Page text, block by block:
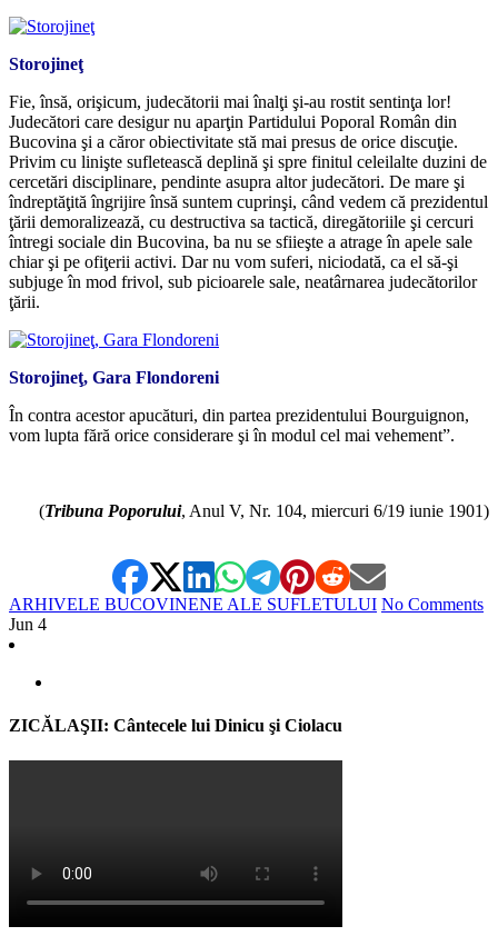
Storojineţ
Fie, însă, orişicum, judecătorii mai înalţi şi-au rostit sentinţa lor!
Judecători care desigur nu aparţin Partidului Poporal Român din
Bucovina şi a căror obiectivitate stă mai presus de orice discuţie.
Privim cu linişte sufletească deplină şi spre finitul celeilalte duzini de
cercetări disciplinare, pendinte asupra altor judecători. De mare şi
îndreptăţită îngrijire însă suntem cuprinşi, când vedem că prezidentul
ţării demoralizează, cu destructiva sa tactică, diregătoriile şi cercuri
întregi sociale din Bucovina, ba nu se sfiieşte a atrage în apele sale
chiar şi pe ofiţerii activi. Dar nu vom suferi, niciodată, ca el să-şi
subjuge în mod frivol, sub picioarele sale, neatârnarea judecătorilor
ţării.
Storojineţ, Gara Flondoreni
În contra acestor apucături, din partea prezidentului Bourguignon,
vom lupta fără orice considerare şi în modul cel mai vehement”.
(Tribuna Poporului, Anul V, Nr. 104, miercuri 6/19 iunie 1901)
ARHIVELE BUCOVINENE ALE SUFLETULUI No Comments
Jun 4
ZICĂLAŞII: Cântecele lui Dinicu şi Ciolacu